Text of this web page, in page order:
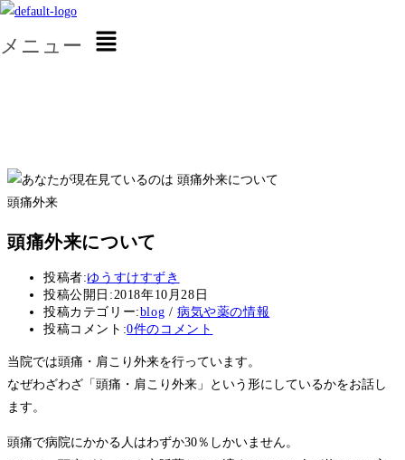
コンテンツへスキップ
秋葉原saveクリニック
メニュー
頭痛外来
頭痛外来について
投稿者:ゆうすけすずき
投稿公開日:2018年10月28日
投稿カテゴリー:blog / 病気や薬の情報
投稿コメント:0件のコメント
当院では頭痛・肩こり外来を行っています。
なぜわざわざ「頭痛・肩こり外来」という形にしているかをお話し
ます。
頭痛で病院にかかる人はわずか30％しかいません。